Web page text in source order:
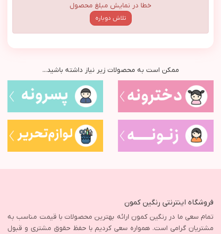
خطا در نمایش مبلغ محصول
تلاش دوباره
ممکن است به محصولات زیر نیاز داشته باشید...
فروشگاه اینترنتی رنگین کمون
تمام سعی ما در رنگین کمون ارائه بهترین محصولات با قیمت مناسب به
مشتریان گرامی است. همواره سعی کردیم با حفظ حقوق مشتری و قبول